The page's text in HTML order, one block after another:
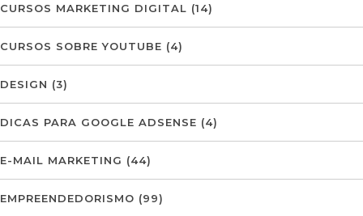
CURSOS MARKETING DIGITAL (14)
CURSOS SOBRE YOUTUBE (4)
DESIGN (3)
DICAS PARA GOOGLE ADSENSE (4)
E-MAIL MARKETING (44)
EMPREENDEDORISMO (99)